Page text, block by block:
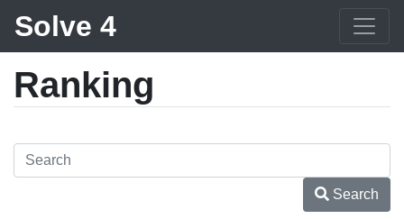
Solve 4
Ranking
Search